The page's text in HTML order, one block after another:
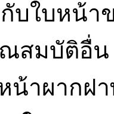
บใบหน้า
สมบัติอื่น
น้าผากฝ